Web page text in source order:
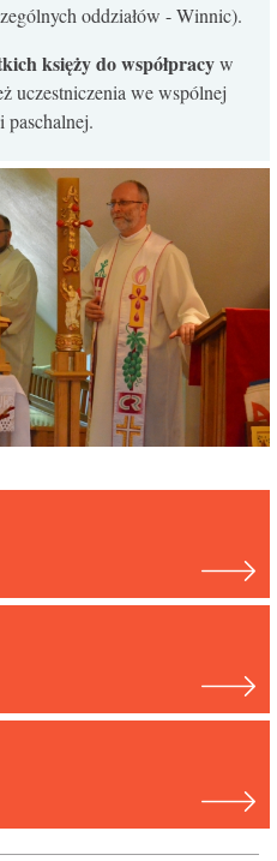
oddziałów - Winnic).
księży do współpracyw
uczestniczenia we wspólnej
paschalnej.